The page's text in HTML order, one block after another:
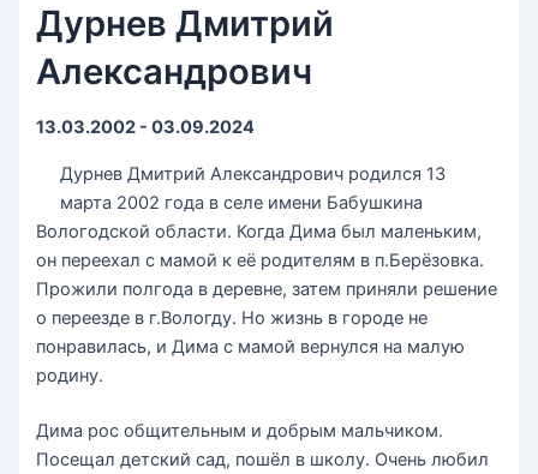
Дурнев Дмитрий
Александрович
13.03.2002 - 03.09.2024
Дурнев Дмитрий Александрович родился 13
марта 2002 года в селе имени Бабушкина
Вологодской области. Когда Дима был маленьким,
он переехал с мамой к её родителям в п.Берёзовка.
Прожили полгода в деревне, затем приняли решение
о переезде в г.Вологду. Но жизнь в городе не
понравилась, и Дима с мамой вернулся на малую
родину.
Дима рос общительным и добрым мальчиком.
Посещал детский сад, пошёл в школу. Очень любил